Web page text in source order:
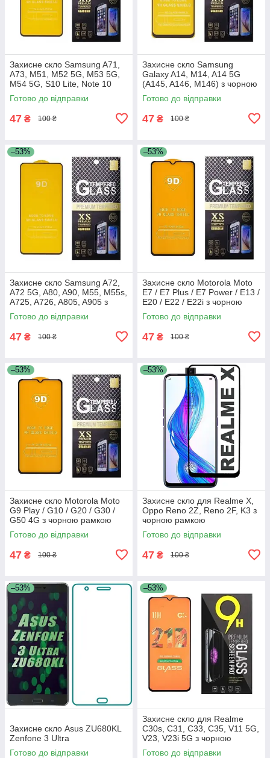
Захисне скло Samsung A71,
A73, M51, M52 5G, M53 5G,
M54 5G, S10 Lite, Note 10
Lite, A715, A716, A725, A736,
M515, M526, M536,
Готово до відправки
47 ₴ 100 ₴
Захисне скло Samsung
Galaxy A14, M14, A14 5G
(A145, A146, M146) з чорною
рамкою
Готово до відправки
47 ₴ 100 ₴
–53%
Захисне скло Samsung A72,
A72 5G, A80, A90, M55, M55s,
A725, A726, A805, A905 з
чорною рамкою
Готово до відправки
47 ₴ 100 ₴
–53%
Захисне скло Motorola Moto
E7 / E7 Plus / E7 Power / E13 /
E20 / E22 / E22i з чорною
рамкою
Готово до відправки
47 ₴ 100 ₴
–53%
Захисне скло Motorola Moto
G9 Play / G10 / G20 / G30 /
G50 4G з чорною рамкою
Готово до відправки
47 ₴ 100 ₴
–53%
Захисне скло для Realme X,
Oppo Reno 2Z, Reno 2F, K3 з
чорною рамкою
Готово до відправки
47 ₴ 100 ₴
–53%
Захисне скло Asus ZU680KL
Zenfone 3 Ultra
Готово до відправки
–53%
Захисне скло для Realme
C30s, C31, С33, C35, V11 5G,
V23, V23i 5G з чорною
рамкою
Готово до відправки